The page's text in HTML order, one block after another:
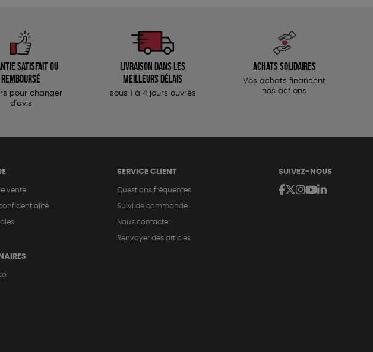
satisfait ou
remboursé
pour changer
d'avis
Livraison dans les
meilleurs délais
sous 1 à 4 jours ouvrés
Achats solidaires
Vos achats financent
nos actions
vente
SERVICE CLIENT
Questions fréquentes
Suivi de commande
Nous contacter
Renvoyer des articles
SUIVEZ-NOUS